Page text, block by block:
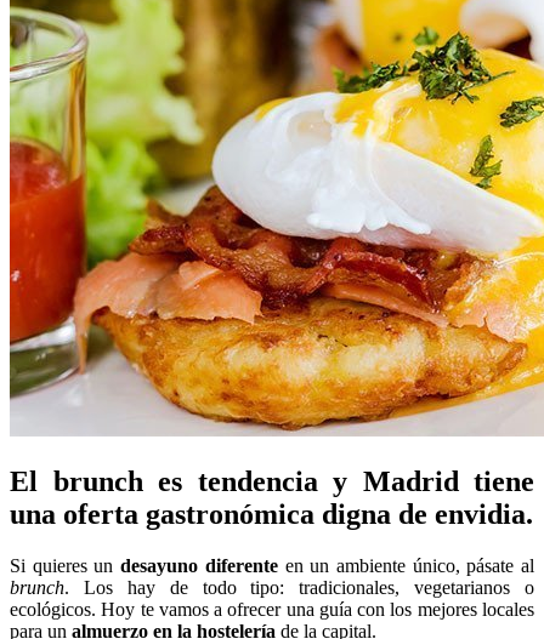
El brunch es tendencia y Madrid tiene
una oferta gastronómica digna de envidia.
Si quieres undesayuno diferenteen un ambiente único, pásate al
brunch. Los hay de todo tipo: tradicionales, vegetarianos o
ecológicos. Hoy te vamos a ofrecer una guía con los mejores locales
para un almuerzo en la hostelería de la capital.